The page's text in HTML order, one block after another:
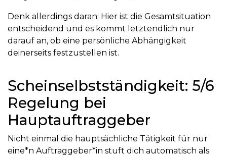
Denk allerdings daran: Hier ist die Gesamtsituation
entscheidend und es kommt letztendlich nur
darauf an, ob eine persönliche Abhängigkeit
deinerseits festzustellen ist.
Scheinselbstständigkeit: 5/6
Regelung bei
Hauptauftraggeber
Nicht einmal die hauptsächliche Tätigkeit für nur
eine*n Auftraggeber*in stuft dich automatisch als